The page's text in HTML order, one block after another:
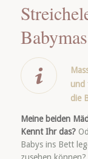
und
die
Meine beiden
Kennt Ihr das?
Babys ins Bett